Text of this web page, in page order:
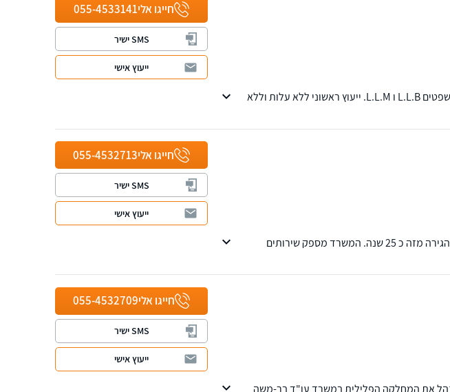
עורך דין יצחק מימון, יוצא המערכת המשפטית, בעל שני תארים במשפטים L.L.B ו L.L.M. ייעוץ ראשוני ללא עלות וללא
חייגו אלי055-4533141
SMS ישיר
ייעוץ אישי
משרד ליפקין את ליפקין הנו משרד העוסק בתחום דיני המשפחה וההגירה מזה כ 25 שנה. המשרד מספק שירותים
חייגו אלי055-4532713
SMS ישיר
ייעוץ אישי
את המחלקה הפלילית במשרד עו"ד בר-משה
חייגו אלי055-4532709
SMS ישיר
ייעוץ אישי